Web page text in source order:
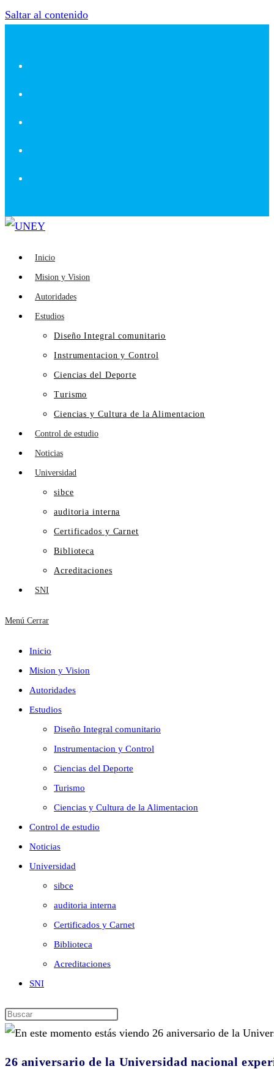
Saltar al contenido
Inicio
Mision y Vision
Autoridades
Estudios
Diseño Integral comunitario
Instrumentacion y Control
Ciencias del Deporte
Turismo
Ciencias y Cultura de la Alimentacion
Control de estudio
Noticias
Universidad
sibce
auditoria interna
Certificados y Carnet
Biblioteca
Acreditaciones
SNI
Menú Cerrar
Inicio
Mision y Vision
Autoridades
Estudios
Diseño Integral comunitario
Instrumentacion y Control
Ciencias del Deporte
Turismo
Ciencias y Cultura de la Alimentacion
Control de estudio
Noticias
Universidad
sibce
auditoria interna
Certificados y Carnet
Biblioteca
Acreditaciones
SNI
26 aniversario de la Universidad nacional